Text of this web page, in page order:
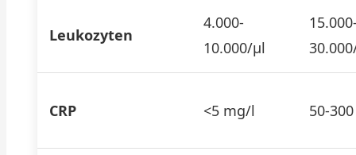
Leukozyten
4.000-
10.000/µl
CRP <5 mg/l 50-